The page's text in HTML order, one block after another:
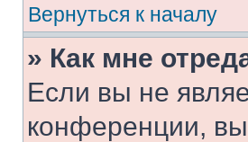
Вернуться к началу
» Как мне
Если вы не
конференции, вы